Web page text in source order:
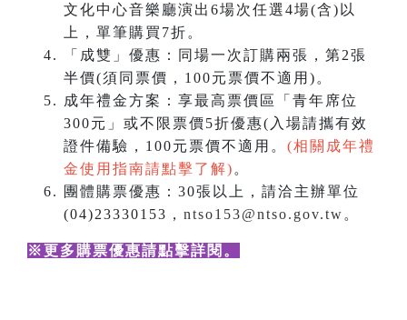
文化中心音樂廳演出6場次任選4場(含)以
上，單筆購買7折。
「成雙」優惠：同場一次訂購兩張，第2張
半價(須同票價，100元票價不適用)。
成年禮金方案：享最高票價區「青年席位
300元」或不限票價5折優惠(入場請攜有效
證件備驗，100元票價不適用。 (相關成年禮
金使用指南請點擊了解) 。
團體購票優惠：30張以上，請洽主辦單位
(04)23330153， ntso153@ntso.gov.tw 。
※更多購票優惠請點擊詳閱 。